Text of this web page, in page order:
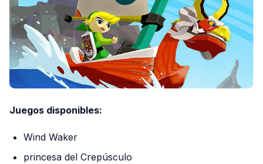
Juegos disponibles:
Wind Waker
princesa del Crepúsculo